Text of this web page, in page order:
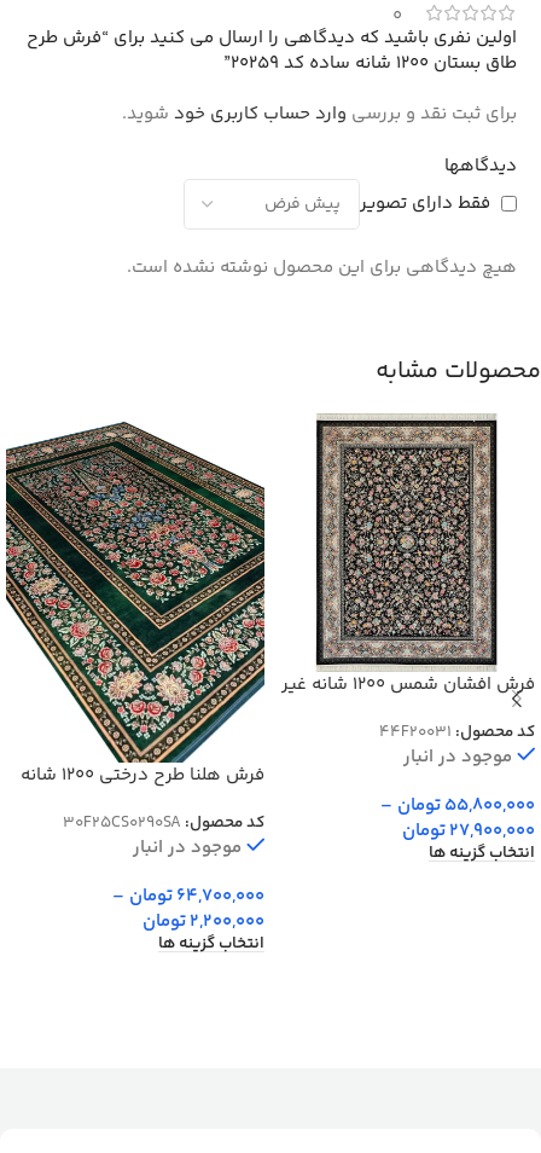
0
دیدگاهها
فقط دارای تصویر
هیچ دیدگاهی برای این محصول نوشته نشده است.
اولین نفری باشید که دیدگاهی را ارسال می کنید برای “فرش طرح
طاق بستان 1200 شانه ساده کد 20259”
برای ثبت نقد و بررسی وارد حساب کاربری خود شوید.
محصولات مشابه
فرش افشان شمس 1200 شانه غیر
برجسته کد 20031
کد محصول: 44F20031
موجود در انبار
55,800,000تومان –
27,900,000تومان
انتخاب گزینه ها
فرش هلنا طرح درختی 1200 شانه
25CS0290
کد محصول: 30F25CS0290SA
موجود در انبار
64,700,000تومان –
2,200,000تومان
انتخاب گزینه ها